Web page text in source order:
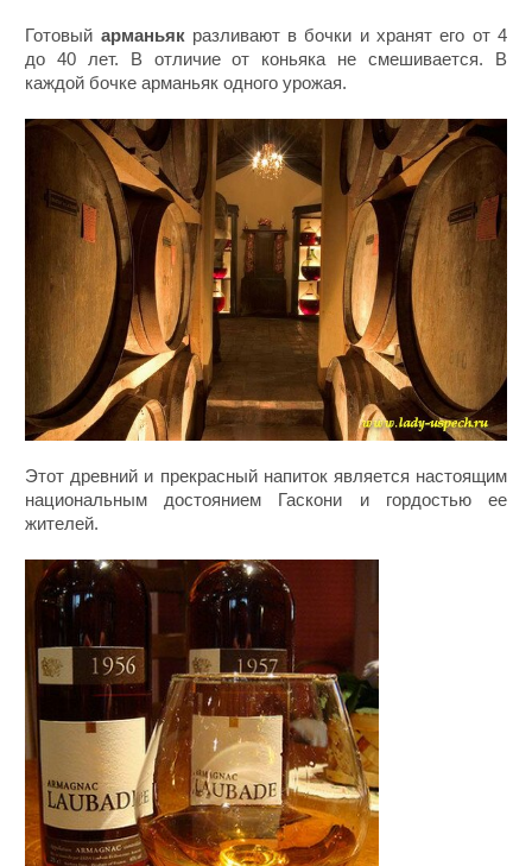
Готовый арманьякразливают в бочки и хранят его от 4
до 40 лет. В отличие от коньяка не смешивается. В
каждой бочке арманьяк одного урожая.
Этот древний и прекрасный напиток является настоящим
национальным достоянием Гаскони и гордостью ее
жителей.